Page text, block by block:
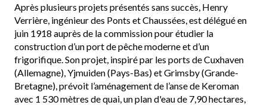
Après plusieurs projets présentés sans succès, Henry
Verrière, ingénieur des Ponts et Chaussées, est délégué en
juin 1918 auprès de la commission pour étudier la
construction d’un port de pêche moderne et d’un
frigorifique. Son projet, inspiré par les ports de Cuxhaven
(Allemagne), Yjmuiden (Pays-Bas) et Grimsby (Grande-
Bretagne), prévoit l’aménagement de l’anse de Keroman
avec 1 530 mètres de quai, un plan d'eau de 7,90 hectares,